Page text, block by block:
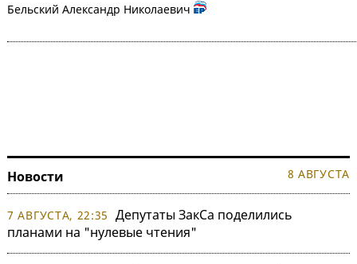
Бельский Александр Николаевич
Новости 8 АВГУСТА
7 АВГУСТА, 22:35 Депутаты ЗакСа поделились
планами на "нулевые чтения"